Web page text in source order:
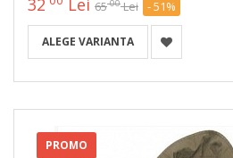
32 Lei 6500 Lei - 51%
ALEGE VARIANTA
PROMO